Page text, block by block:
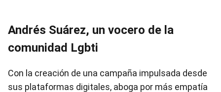
Andrés Suárez, un vocero de la
comunidad Lgbti
Con la creación de una campaña impulsada desde
sus plataformas digitales, aboga por más empatía